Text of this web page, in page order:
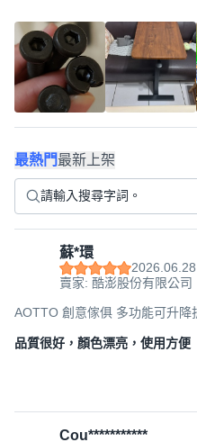
最熱門最新上架
蘇*環
2026.06.28
賣家: 酷澎股份有限公司
AOTTO 創意傢俱 多功能可升
品質很好，顏色漂亮，使用方便
Cou***********